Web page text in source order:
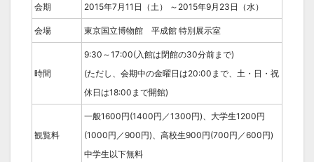
会期 2015年7月11日（土） ～2015年9月23日（水）
会場 東京国立博物館 平成館 特別展示室
時間
9:30～17:00(入館は閉館の30分前まで)
(ただし、会期中の金曜日は20:00まで、土・日・祝
休日は18:00まで開館)
観覧料
一般1600円(1400円／1300円)、大学生1200円
(1000円／900円)、高校生900円(700円／600円)
中学生以下無料